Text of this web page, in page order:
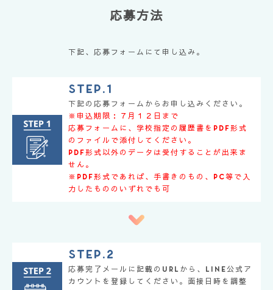
応募方法
下記、応募フォームにて申し込み。
Step.1
下記の応募フォームからお申し込みください。
※申込期限：７月１２日まで
応募フォームに、学校指定の履歴書をpdf形式
のファイルで添付してください。
pdf形式以外のデータは受付することが出来ま
せん。
※pdf形式であれば、手書きのもの、PC等で入
力したもののいずれでも可
Step.2
応募完了メールに記載のURLから、LINE公式ア
カウントを登録してください。面接日時を調整